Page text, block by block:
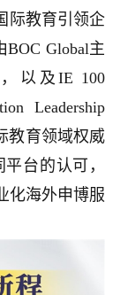
际教育引领企
Global主
，以及IE 100
Leadership
教育领域权威
台的认可，
化海外申博服